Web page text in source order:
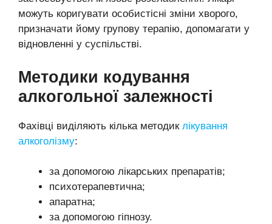
можуть коригувати особистісні зміни хворого,
призначати йому групову терапію, допомагати у
відновленні у суспільстві.
Методики кодування
алкогольної залежності
Фахівці виділяють кілька методик лікування
алкоголізму:
за допомогою лікарських препаратів;
психотерапевтична;
апаратна;
за допомогою гіпнозу.